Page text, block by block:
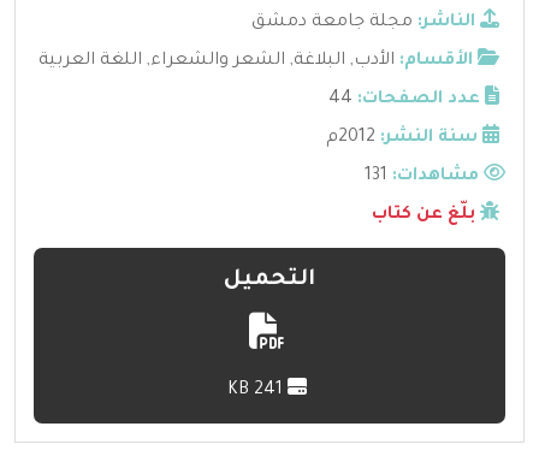
الناشر: مجلة جامعة دمشق
الأقسام: الأدب, البلاغة, الشعر والشعراء, اللغة العربية
عدد الصفحات: 44
سنة النشر: 2012م
مشاهدات:
بلّغ عن كتاب
التحميل